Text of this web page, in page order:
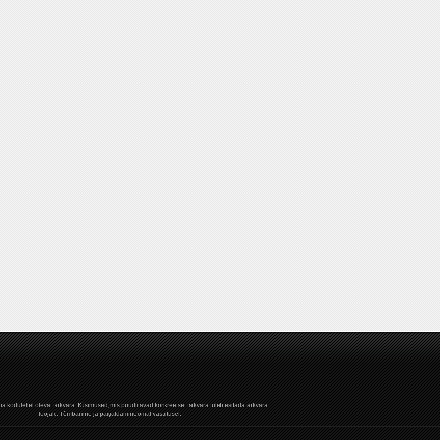
kodulehel olevat tarkvara. Küsimused, mis puudutavad konkreetset tarkvara tuleb esitada tarkvara
loojale. Tõmbamine ja paigaldamine omal vastutusel.